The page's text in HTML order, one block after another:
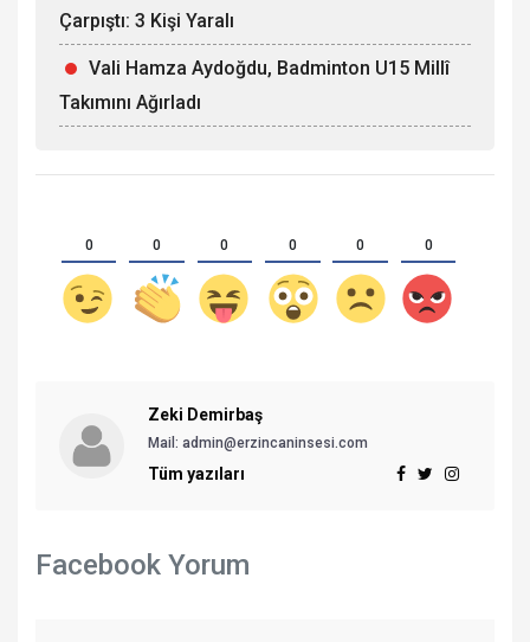
Çarpıştı: 3 Kişi Yaralı
Vali Hamza Aydoğdu, Badminton U15 Millî
Takımını Ağırladı
0 0 0 0 0 0
Zeki Demirbaş
Mail: admin@erzincaninsesi.com
Tüm yazıları
Facebook Yorum